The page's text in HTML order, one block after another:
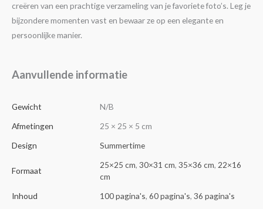
creëren van een prachtige verzameling van je favoriete foto’s. Leg je
bijzondere momenten vast en bewaar ze op een elegante en
persoonlijke manier.
Aanvullende informatie
Gewicht
N/B
Afmetingen
25 × 25 × 5 cm
Design
Summertime
Formaat
25×25 cm, 30×31 cm, 35×36 cm, 22×16
cm
Inhoud
100 pagina's, 60 pagina's, 36 pagina's